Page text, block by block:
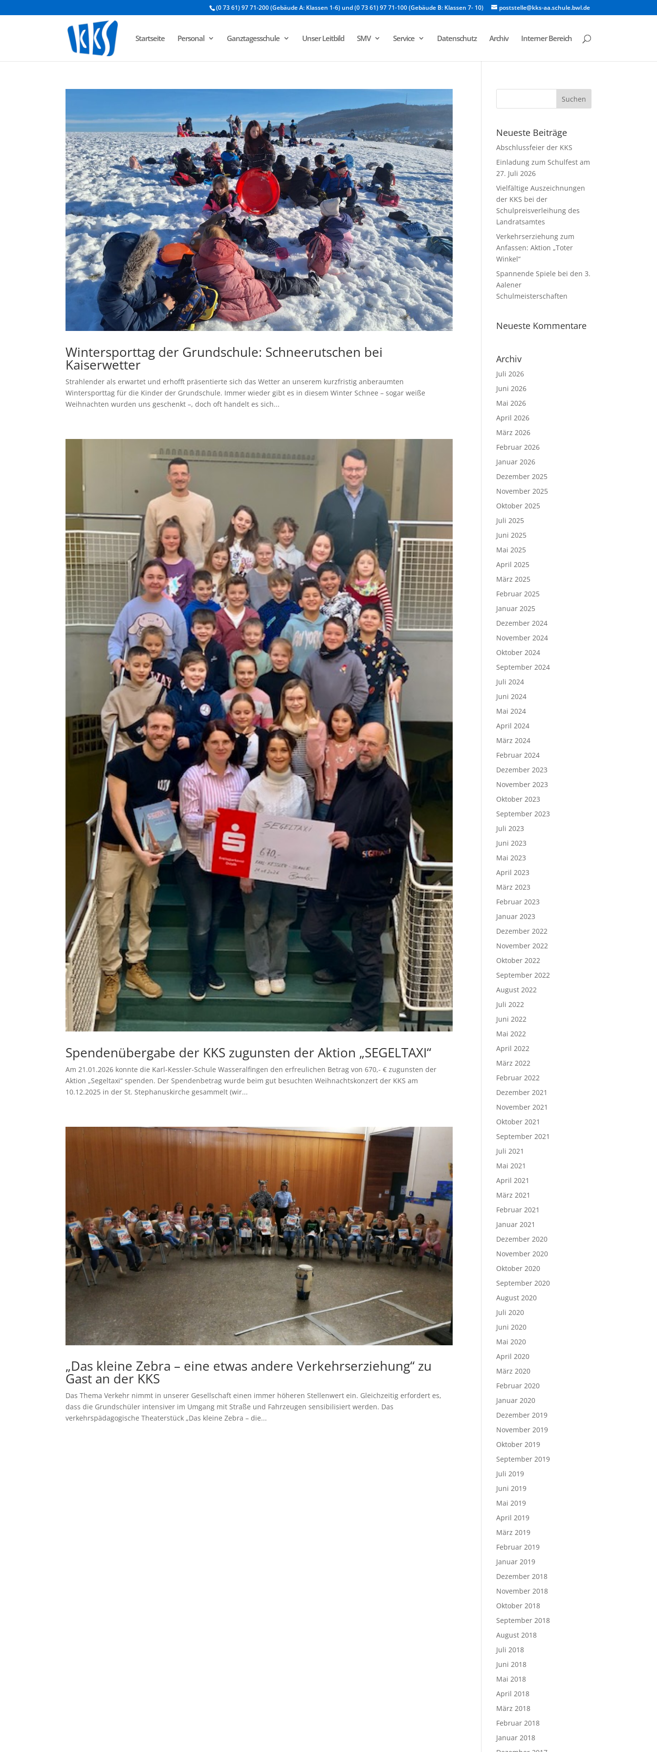
(0 73 61) 97 71-200 (Gebäude A: Klassen 1-6) und (0 73 61) 97 71-100 (Gebäude B: Klassen 7- 10) poststelle@kks-aa.schule.bwl.de
Startseite Personal Ganztagesschule Unser Leitbild SMV Service Datenschutz Archiv Interner Bereich
Wintersporttag der Grundschule: Schneerutschen bei
Kaiserwetter
Strahlender als erwartet und erhofft präsentierte sich das Wetter an unserem kurzfristig anberaumten
Wintersporttag für die Kinder der Grundschule. Immer wieder gibt es in diesem Winter Schnee – sogar weiße
Weihnachten wurden uns geschenkt –, doch oft handelt es sich...
Spendenübergabe der KKS zugunsten der Aktion „SEGELTAXI“
Am 21.01.2026 konnte die Karl-Kessler-Schule Wasseralfingen den erfreulichen Betrag von 670,- € zugunsten der
Aktion „Segeltaxi“ spenden. Der Spendenbetrag wurde beim gut besuchten Weihnachtskonzert der KKS am
10.12.2025 in der St. Stephanuskirche gesammelt (wir...
„Das kleine Zebra – eine etwas andere Verkehrserziehung“ zu
Gast an der KKS
Das Thema Verkehr nimmt in unserer Gesellschaft einen immer höheren Stellenwert ein. Gleichzeitig erfordert es,
dass die Grundschüler intensiver im Umgang mit Straße und Fahrzeugen sensibilisiert werden. Das
verkehrspädagogische Theaterstück „Das kleine Zebra – die...
Neueste Beiträge
Abschlussfeier der KKS
Einladung zum Schulfest am
27. Juli 2026
Vielfältige Auszeichnungen
der KKS bei der
Schulpreisverleihung des
Landratsamtes
Verkehrserziehung zum
Anfassen: Aktion „Toter
Winkel“
Spannende Spiele bei den 3.
Aalener
Schulmeisterschaften
Neueste Kommentare
Archiv
Juli 2026
Juni 2026
Mai 2026
April 2026
März 2026
Februar 2026
Januar 2026
Dezember 2025
November 2025
Oktober 2025
Juli 2025
Juni 2025
Mai 2025
April 2025
März 2025
Februar 2025
Januar 2025
Dezember 2024
November 2024
Oktober 2024
September 2024
Juli 2024
Juni 2024
Mai 2024
April 2024
März 2024
Februar 2024
Dezember 2023
November 2023
Oktober 2023
September 2023
Juli 2023
Juni 2023
Mai 2023
April 2023
März 2023
Februar 2023
Januar 2023
Dezember 2022
November 2022
Oktober 2022
September 2022
August 2022
Juli 2022
Juni 2022
Mai 2022
April 2022
März 2022
Februar 2022
Dezember 2021
November 2021
Oktober 2021
September 2021
Juli 2021
Mai 2021
April 2021
März 2021
Februar 2021
Januar 2021
Dezember 2020
November 2020
Oktober 2020
September 2020
August 2020
Juli 2020
Juni 2020
Mai 2020
April 2020
März 2020
Februar 2020
Januar 2020
Dezember 2019
November 2019
Oktober 2019
September 2019
Juli 2019
Juni 2019
Mai 2019
April 2019
März 2019
Februar 2019
Januar 2019
Dezember 2018
November 2018
Oktober 2018
September 2018
August 2018
Juli 2018
Juni 2018
Mai 2018
April 2018
März 2018
Februar 2018
Januar 2018